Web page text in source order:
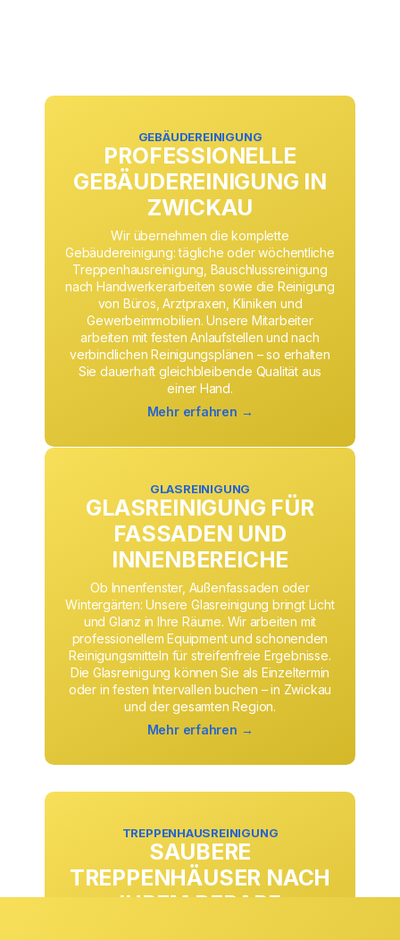
GEBÄUDEREINIGUNG
PROFESSIONELLE
GEBÄUDEREINIGUNG IN
ZWICKAU
Wir übernehmen die komplette
Gebäudereinigung: tägliche oder wöchentliche
Treppenhausreinigung, Bauschlussreinigung
nach Handwerkerarbeiten sowie die Reinigung
von Büros, Arztpraxen, Kliniken und
Gewerbeimmobilien. Unsere Mitarbeiter
arbeiten mit festen Anlaufstellen und nach
verbindlichen Reinigungsplänen – so erhalten
Sie dauerhaft gleichbleibende Qualität aus
einer Hand.
Mehr erfahren →
GLASREINIGUNG
GLASREINIGUNG FÜR
FASSADEN UND
INNENBEREICHE
Ob Innenfenster, Außenfassaden oder
Wintergärten: Unsere Glasreinigung bringt Licht
und Glanz in Ihre Räume. Wir arbeiten mit
professionellem Equipment und schonenden
Reinigungsmitteln für streifenfreie Ergebnisse.
Die Glasreinigung können Sie als Einzeltermin
oder in festen Intervallen buchen – in Zwickau
und der gesamten Region.
Mehr erfahren →
TREPPENHAUSREINIGUNG
SAUBERE
TREPPENHÄUSER NACH
IHREM BEDARF